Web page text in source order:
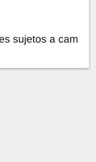
sujetos a cam